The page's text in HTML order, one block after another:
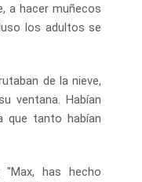
a hacer muñecos
los adultos se
de la nieve,
ventana. Habían
que tanto habían
"Max, has hecho